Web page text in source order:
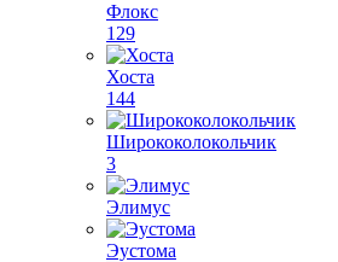
Флокс
129
Хоста
144
Ширококолокольчик
3
Элимус
Эустома